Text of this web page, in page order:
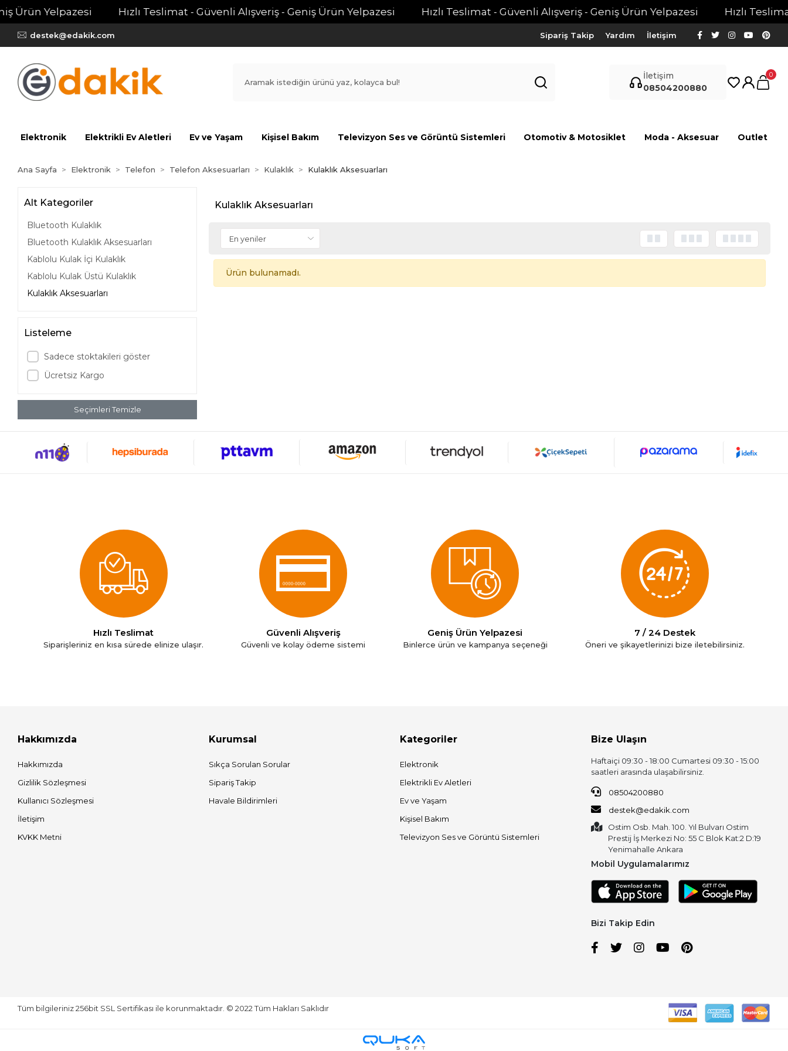
Ürün Yelpazesi Hızlı Teslimat - Güvenli Alışveriş - Geniş Ürün Yelpazesi Hızlı Teslimat - Güvenli Alışveriş - Geniş Ürün Yelpazesi Hızlı
destek@edakik.com Sipariş Takip Yardım İletişim
İletişim
08504200880
0
Elektronik Elektrikli Ev Aletleri Ev ve Yaşam Kişisel Bakım Televizyon Ses ve Görüntü Sistemleri Otomotiv & Motosiklet Moda - Aksesuar Outlet
Ana Sayfa Elektronik Telefon Telefon Aksesuarları Kulaklık Kulaklık Aksesuarları
Alt Kategoriler
Bluetooth Kulaklık
Bluetooth Kulaklık Aksesuarları
Kablolu Kulak İçi Kulaklık
Kablolu Kulak Üstü Kulaklık
Kulaklık Aksesuarları
Listeleme
Sadece stoktakileri göster
Ücretsiz Kargo
Seçimleri Temizle
Kulaklık Aksesuarları
Ürün bulunamadı.
Hızlı Teslimat
Siparişleriniz en kısa sürede elinize ulaşır.
Güvenli Alışveriş
Güvenli ve kolay ödeme sistemi
Geniş Ürün Yelpazesi
Binlerce ürün ve kampanya seçeneği
7 / 24 Destek
Öneri ve şikayetlerinizi bize iletebilirsiniz.
Hakkımızda
Hakkımızda
Gizlilik Sözleşmesi
Kullanıcı Sözleşmesi
İletişim
KVKK Metni
Kurumsal
Sıkça Sorulan Sorular
Sipariş Takip
Havale Bildirimleri
Kategoriler
Elektronik
Elektrikli Ev Aletleri
Ev ve Yaşam
Kişisel Bakım
Televizyon Ses ve Görüntü Sistemleri
Bize Ulaşın
Haftaiçi 09:30 - 18:00 Cumartesi 09:30 - 15:00
saatleri arasında ulaşabilirsiniz.
08504200880
destek@edakik.com
Ostim Osb. Mah. 100. Yıl Bulvarı Ostim
Prestij İş Merkezi No: 55 C Blok Kat:2 D:19
Yenimahalle Ankara
Mobil Uygulamalarımız
Bizi Takip Edin
Tüm bilgileriniz 256bit SSL Sertifikası ile korunmaktadır. © 2022Tüm Hakları Saklıdır